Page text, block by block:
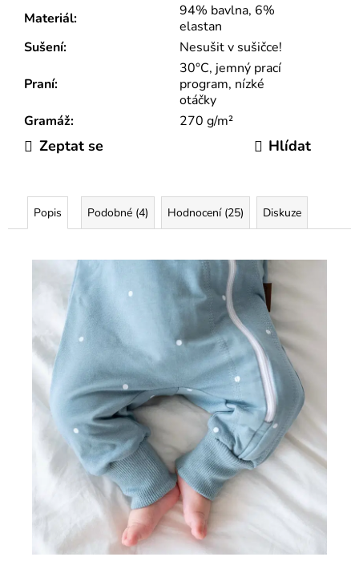
Materiál:
94% bavlna, 6%
elastan
Sušení: Nesušit v sušičce!
Praní:
30°C, jemný prací
program, nízké
otáčky
Gramáž: 270 g/m²
Zeptat se Hlídat
Popis Podobné (4) Hodnocení (25) Diskuze